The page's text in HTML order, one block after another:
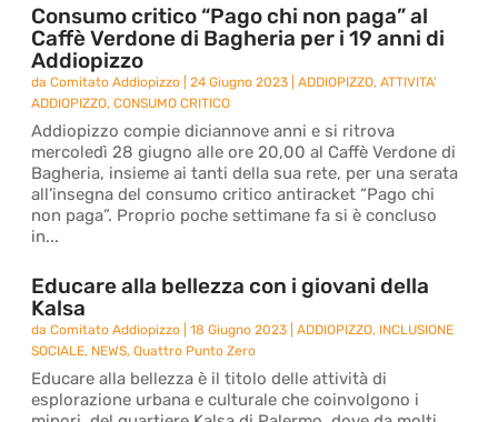
Consumo critico “Pago chi non paga” al
Caffè Verdone di Bagheria per i 19 anni di
Addiopizzo
daComitato Addiopizzo |24 Giugno 2023 |ADDIOPIZZO,ATTIVITA'
ADDIOPIZZO,CONSUMO CRITICO
Addiopizzo compie diciannove anni e si ritrova
mercoledì 28 giugno alle ore 20,00 al Caffè Verdone di
Bagheria, insieme ai tanti della sua rete, per una serata
all’insegna del consumo critico antiracket “Pago chi
non paga”. Proprio poche settimane fa si è concluso
in...
Educare alla bellezza con i giovani della
Kalsa
daComitato Addiopizzo |18 Giugno 2023 |ADDIOPIZZO, INCLUSIONE
SOCIALE, NEWS,Quattro Punto Zero
Educare alla bellezza è il titolo delle attività di
esplorazione urbana e culturale che coinvolgono i